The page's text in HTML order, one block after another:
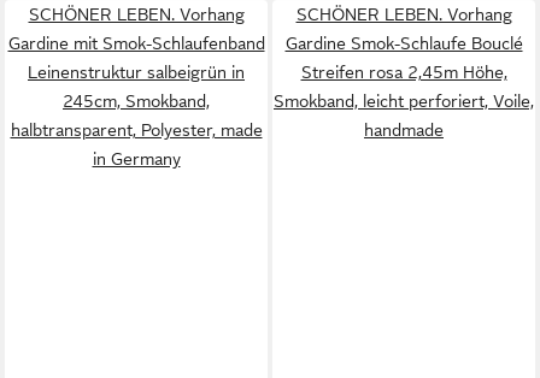
SCHÖNER LEBEN. Vorhang
Gardine mit Smok-Schlaufenband
Leinenstruktur salbeigrün in
245cm, Smokband,
halbtransparent, Polyester, made
in Germany
SCHÖNER LEBEN. Vorhang
Gardine Smok-Schlaufe Bouclé
Streifen rosa 2,45m Höhe,
Smokband, leicht perforiert, Voile,
handmade